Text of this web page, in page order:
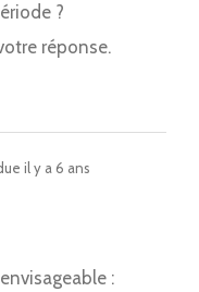
?
réponse.
il y a 6 ans
: